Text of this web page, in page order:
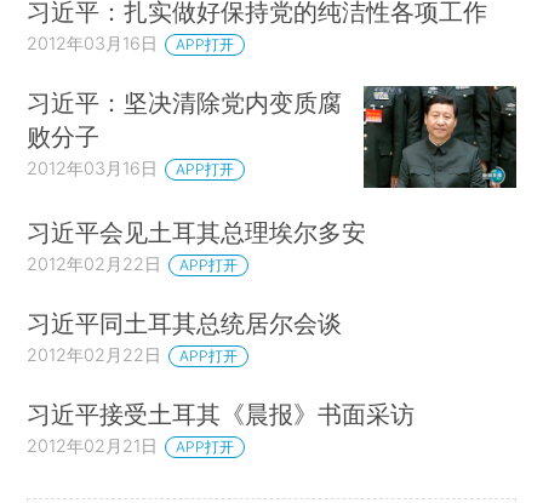
习近平：扎实做好保持党的纯洁性各项工作
2012年03月16日 APP打开
习近平：坚决清除党内变质腐
败分子
2012年03月16日 APP打开
习近平会见土耳其总理埃尔多安
2012年02月22日 APP打开
习近平同土耳其总统居尔会谈
2012年02月22日 APP打开
习近平接受土耳其《晨报》书面采访
2012年02月21日 APP打开